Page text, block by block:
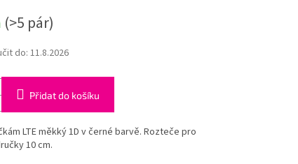
(>5 pár)
do: 11.8.2026
Přidat do košíku
LTE měkký 1D v černé barvě. Rozteče pro
10 cm.